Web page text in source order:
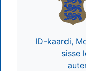
ID-kaardi,
sisse